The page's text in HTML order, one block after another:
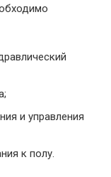
и управления
к полу.